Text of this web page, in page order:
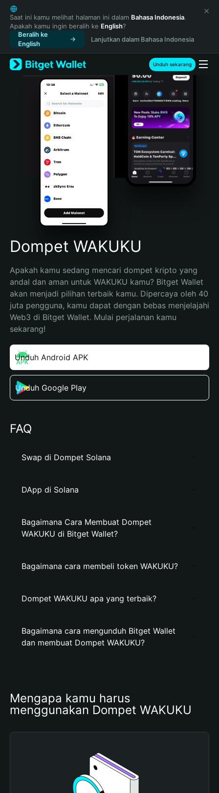
English
日本語
Tiếng Việt
Русский
Español (Latinoamérica)
Türkçe
Italiano
Português (Portugal)
Bahasa Indonesia
Português (Brasil)
Español (Argentina)
Saat ini kamu melihat halaman ini dalam Bahasa Indonesia.
Apakah kamu ingin beralih ke English?
Beralih ke
English
Lanjutkan dalam Bahasa Indonesia
Unduh sekarang
Dompet WAKUKU
Apakah kamu sedang mencari dompet kripto yang
andal dan aman untuk WAKUKU kamu? Bitget Wallet
akan menjadi pilihan terbaik kamu. Dipercaya oleh 40
juta pengguna, kamu dapat dengan bebas menjelajahi
Web3 di Bitget Wallet. Mulai perjalanan kamu
sekarang!
Unduh Android APK
Unduh Google Play
FAQ
Swap di Dompet Solana
DApp di Solana
Bagaimana Cara Membuat Dompet
WAKUKU di Bitget Wallet?
Bagaimana cara membeli token WAKUKU?
Dompet WAKUKU apa yang terbaik?
Bagaimana cara mengunduh Bitget Wallet
dan membuat Dompet WAKUKU?
Mengapa kamu harus
menggunakan Dompet WAKUKU